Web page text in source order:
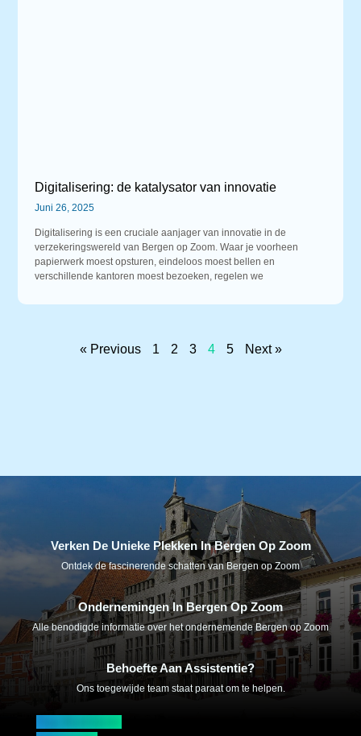
Digitalisering: de katalysator van innovatie
Juni 26, 2025
Digitalisering is een cruciale aanjager van innovatie in de
verzekeringswereld van Bergen op Zoom. Waar je voorheen
papierwerk moest opsturen, eindeloos moest bellen en
verschillende kantoren moest bezoeken, regelen we
« Previous 1 2 3 4 5 Next »
Verken De Unieke Plekken In Bergen Op Zoom
Ontdek de fascinerende schatten van Bergen op Zoom
Ondernemingen In Bergen Op Zoom
Alle benodigde informatie over het ondernemende Bergen op Zoom
Behoefte Aan Assistentie?
Ons toegewijde team staat paraat om te helpen.